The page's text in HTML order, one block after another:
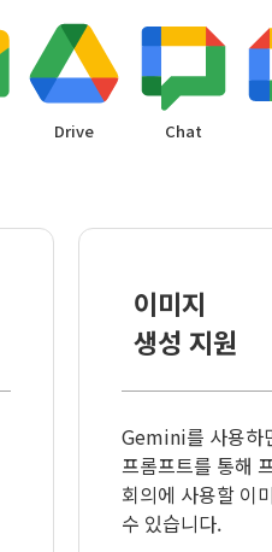
Drive Chat
이미지
생성 지원
Gemini를 사용하
프롬프트를 통해
회의에 사용할 이
수 있습니다.